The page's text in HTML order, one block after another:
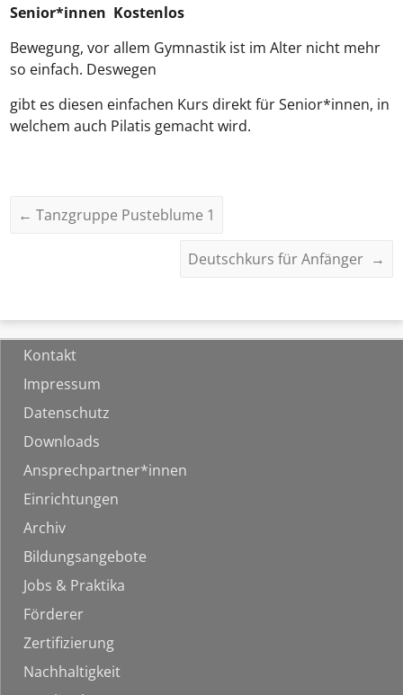
Senior*innen Kostenlos
Bewegung, vor allem Gymnastik ist im Alter nicht mehr
so einfach. Deswegen
gibt es diesen einfachen Kurs direkt für Senior*innen, in
welchem auch Pilatis gemacht wird.
← Tanzgruppe Pusteblume 1
Deutschkurs für Anfänger →
Kontakt
Impressum
Datenschutz
Downloads
Ansprechpartner*innen
Einrichtungen
Archiv
Bildungsangebote
Jobs & Praktika
Förderer
Zertifizierung
Nachhaltigkeit